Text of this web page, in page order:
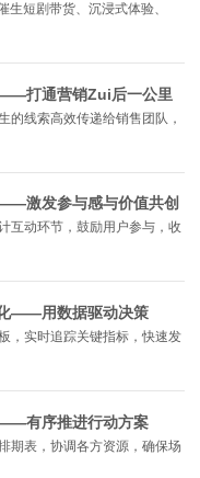
生短剧带货、沉浸式体验、
打通营销Zui后一公里
的线索高效传递给销售团队，
激发参与感与价值共创
互动环节，鼓励用户参与，收
——用数据驱动决策
，实时追踪关键指标，快速发
有序推进行动方案
期表，协调各方资源，确保场